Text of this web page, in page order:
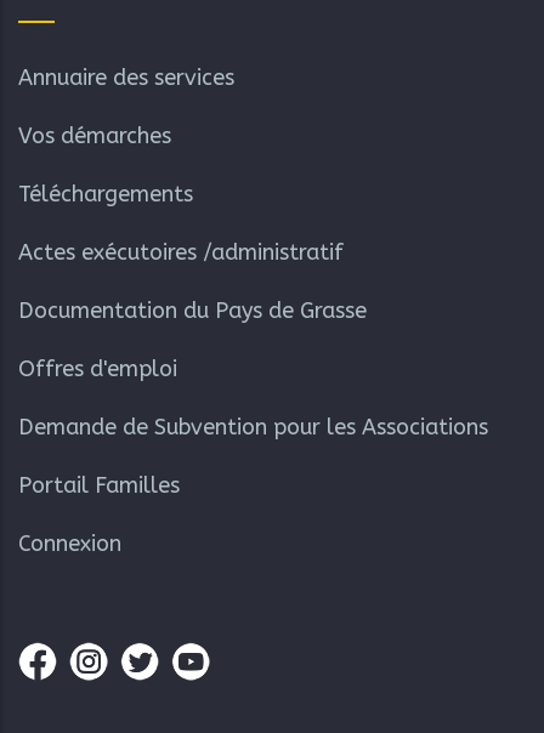
Annuaire des services
Vos démarches
Téléchargements
Actes exécutoires /administratif
Documentation du Pays de Grasse
Offres d'emploi
Demande de Subvention pour les Associations
Portail Familles
Connexion